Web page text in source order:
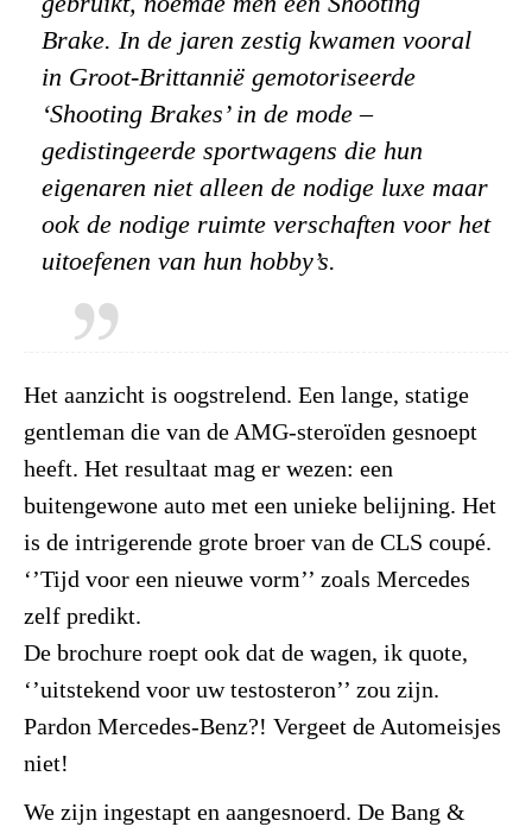
Brake. In de jaren zestig kwamen vooral
in Groot-Brittannië gemotoriseerde
‘Shooting Brakes’ in de mode –
gedistingeerde sportwagens die hun
eigenaren niet alleen de nodige luxe maar
ook de nodige ruimte verschaften voor het
uitoefenen van hun hobby’s.
Het aanzicht is oogstrelend. Een lange, statige
gentleman die van de AMG-steroïden gesnoept
heeft. Het resultaat mag er wezen: een
buitengewone auto met een unieke belijning. Het
is de intrigerende grote broer van de CLS coupé.
‘’Tijd voor een nieuwe vorm’’ zoals Mercedes
zelf predikt.
De brochure roept ook dat de wagen, ik quote,
‘’uitstekend voor uw testosteron’’ zou zijn.
Pardon Mercedes-Benz?! Vergeet de Automeisjes
niet!
We zijn ingestapt en aangesnoerd. De Bang &